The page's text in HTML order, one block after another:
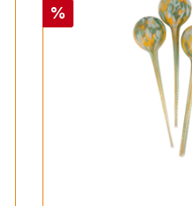
Rabatt
%